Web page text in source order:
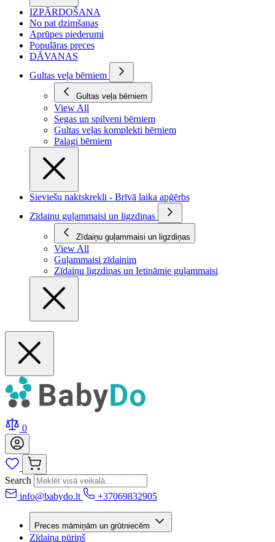
IZPĀRDOŠANA
No pat dzimšanas
Aprūpes piederumi
Populāras preces
DĀVANAS
Gultas veļa bērniem
Gultas veļa bērniem
View All
Segas un spilveni bērniem
Gultas veļas komplekti bērniem
Palagi bērniem
Sieviešu naktskrekli - Brīvā laika apģērbs
Zīdaiņu guļammaisi un ligzdiņas
Zīdaiņu guļammaisi un ligzdiņas
View All
Guļammaisi zīdainim
Zīdaiņu ligzdiņas un Ietināmie guļammaisi
0
Search
info@babydo.lt
+37069832905
Preces māmiņām un grūtniecēm
Zīdaiņa pūriņš